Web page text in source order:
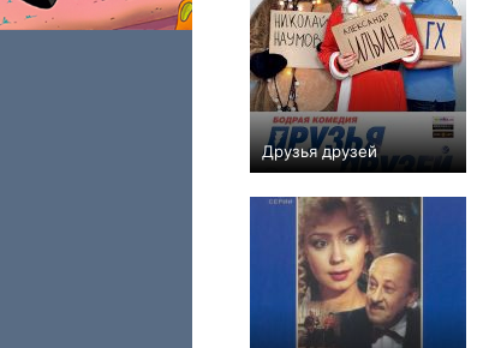
Друзья друзей
+83